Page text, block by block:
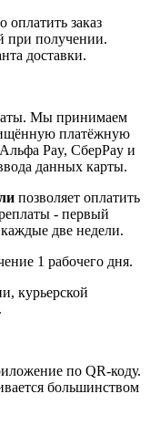
заказ
при получении.
доставки.
Мы принимаем
платёжную
Pay, СберPay и
данных карты.
позволяет оплатить
- первый
две недели.
1 рабочего дня.
курьерской
по QR-коду.
большинством